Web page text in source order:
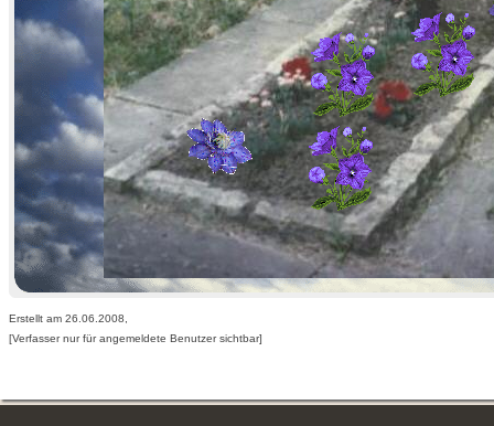
Erstellt am 26.06.2008,
[Verfasser nur für angemeldete Benutzer sichtbar]